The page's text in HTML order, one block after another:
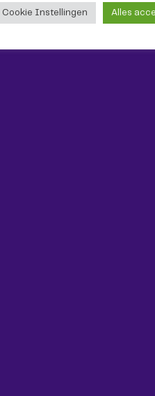
Cookie Instellingen Alles